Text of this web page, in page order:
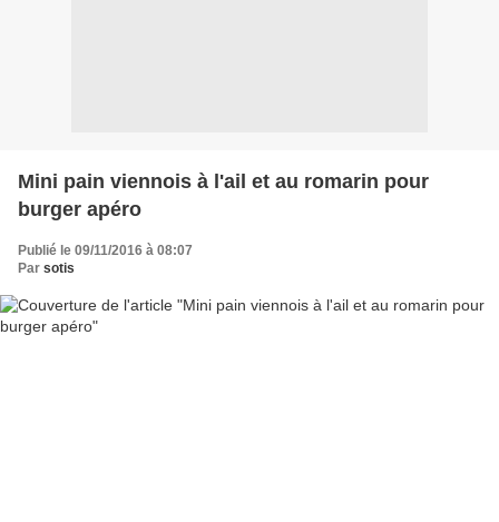
Mini pain viennois à l'ail et au romarin pour
burger apéro
Publié le 09/11/2016 à 08:07
Par sotis